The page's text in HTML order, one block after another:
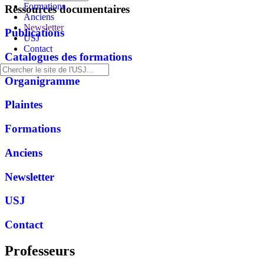
Formations
Anciens
Newsletter
USJ
Contact
Ressources documentaires
Publications
Catalogues des formations
Organigramme
Plaintes
Formations
Anciens
Newsletter
USJ
Contact
Professeurs